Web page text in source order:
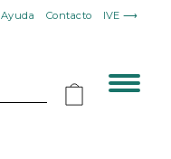
Ayuda Contacto IVE ⟶